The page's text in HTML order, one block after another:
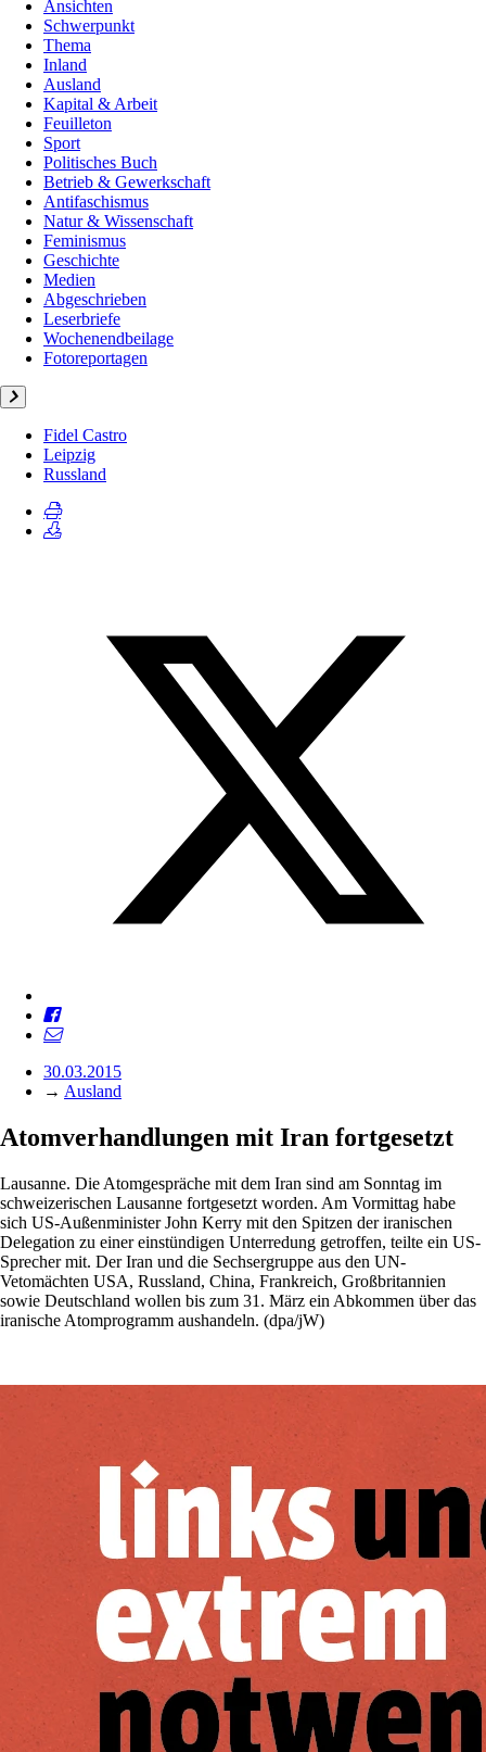
Ansichten
Schwerpunkt
Thema
Inland
Ausland
Kapital & Arbeit
Feuilleton
Sport
Politisches Buch
Betrieb & Gewerkschaft
Antifaschismus
Natur & Wissenschaft
Feminismus
Geschichte
Medien
Abgeschrieben
Leserbriefe
Wochenendbeilage
Fotoreportagen
Fidel Castro
Leipzig
Russland
30.03.2015
→ Ausland
Atomverhandlungen mit Iran fortgesetzt
Lausanne. Die Atomgespräche mit dem Iran sind am Sonntag im
schweizerischen Lausanne fortgesetzt worden. Am Vormittag habe
sich US-Außenminister John Kerry mit den Spitzen der iranischen
Delegation zu einer einstündigen Unterredung getroffen, teilte ein US-
Sprecher mit. Der Iran und die Sechsergruppe aus den UN-
Vetomächten USA, Russland, China, Frankreich, Großbritannien
sowie Deutschland wollen bis zum 31. März ein Abkommen über das
iranische Atomprogramm aushandeln. (dpa/jW)